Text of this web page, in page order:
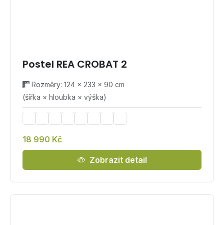
Postel REA CROBAT 2
Rozměry: 124 × 233 × 90 cm
(šířka × hloubka × výška)
18 990 Kč
Zobrazit detail